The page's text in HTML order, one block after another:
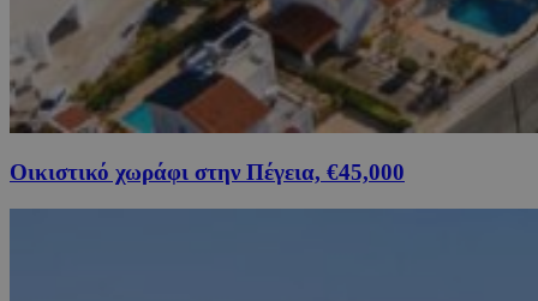
Οικιστικό χωράφι στην Πέγεια, €45,000